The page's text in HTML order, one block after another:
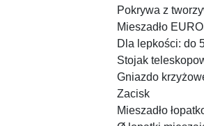
Pokrywa z
Mieszadło
Dla lepkości: do
Stojak
Gniazdo
Zacisk
Mieszadło